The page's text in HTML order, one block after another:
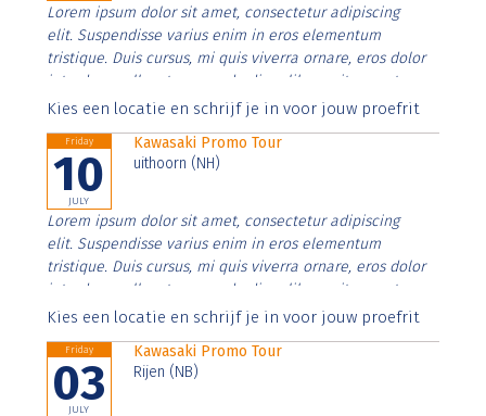
Lorem ipsum dolor sit amet, consectetur adipiscing
elit. Suspendisse varius enim in eros elementum
tristique. Duis cursus, mi quis viverra ornare, eros dolor
interdum nulla, ut commodo diam libero vitae erat.
Aenean faucibus nibh et justo cursus id rutrum lorem
Kies een locatie en schrijf je in voor jouw proefrit
Friday
10
JULY
Kawasaki Promo Tour
uithoorn (NH)
Lorem ipsum dolor sit amet, consectetur adipiscing
elit. Suspendisse varius enim in eros elementum
tristique. Duis cursus, mi quis viverra ornare, eros dolor
interdum nulla, ut commodo diam libero vitae erat.
Aenean faucibus nibh et justo cursus id rutrum lorem
Kies een locatie en schrijf je in voor jouw proefrit
Friday
03
JULY
Kawasaki Promo Tour
Rijen (NB)